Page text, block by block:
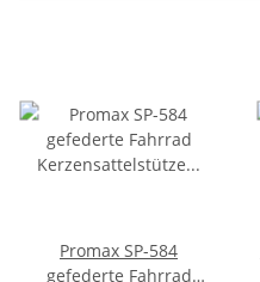
Promax SP-584
gefederte Fahrrad